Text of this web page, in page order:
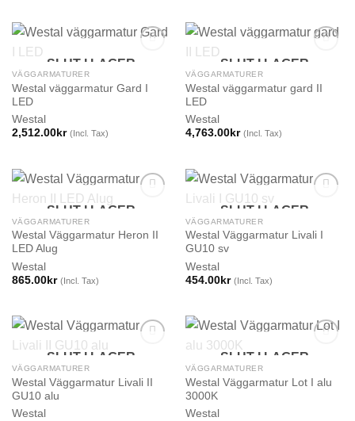
SLUT I LAGER
VÄGGARMATURER
Westal väggarmatur Gard I
LED
Westal
2,512.00kr (Incl. Tax)
SLUT I LAGER
VÄGGARMATURER
Westal väggarmatur gard II
LED
Westal
4,763.00kr (Incl. Tax)
SLUT I LAGER
VÄGGARMATURER
Westal Väggarmatur Heron II
LED Alug
Westal
865.00kr (Incl. Tax)
SLUT I LAGER
VÄGGARMATURER
Westal Väggarmatur Livali I
GU10 sv
Westal
454.00kr (Incl. Tax)
SLUT I LAGER
VÄGGARMATURER
Westal Väggarmatur Livali II
GU10 alu
Westal
SLUT I LAGER
VÄGGARMATURER
Westal Väggarmatur Lot I alu
3000K
Westal